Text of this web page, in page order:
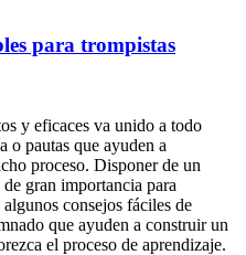
para trompistas
y eficaces va unido a todo
o pautas que ayuden a
proceso. Disponer de un
gran importancia para
consejos fáciles de
que ayuden a construir un
el proceso de aprendizaje.